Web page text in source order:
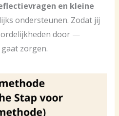
en kleine
ondersteunen. Zodat jij
door —
zorgen.